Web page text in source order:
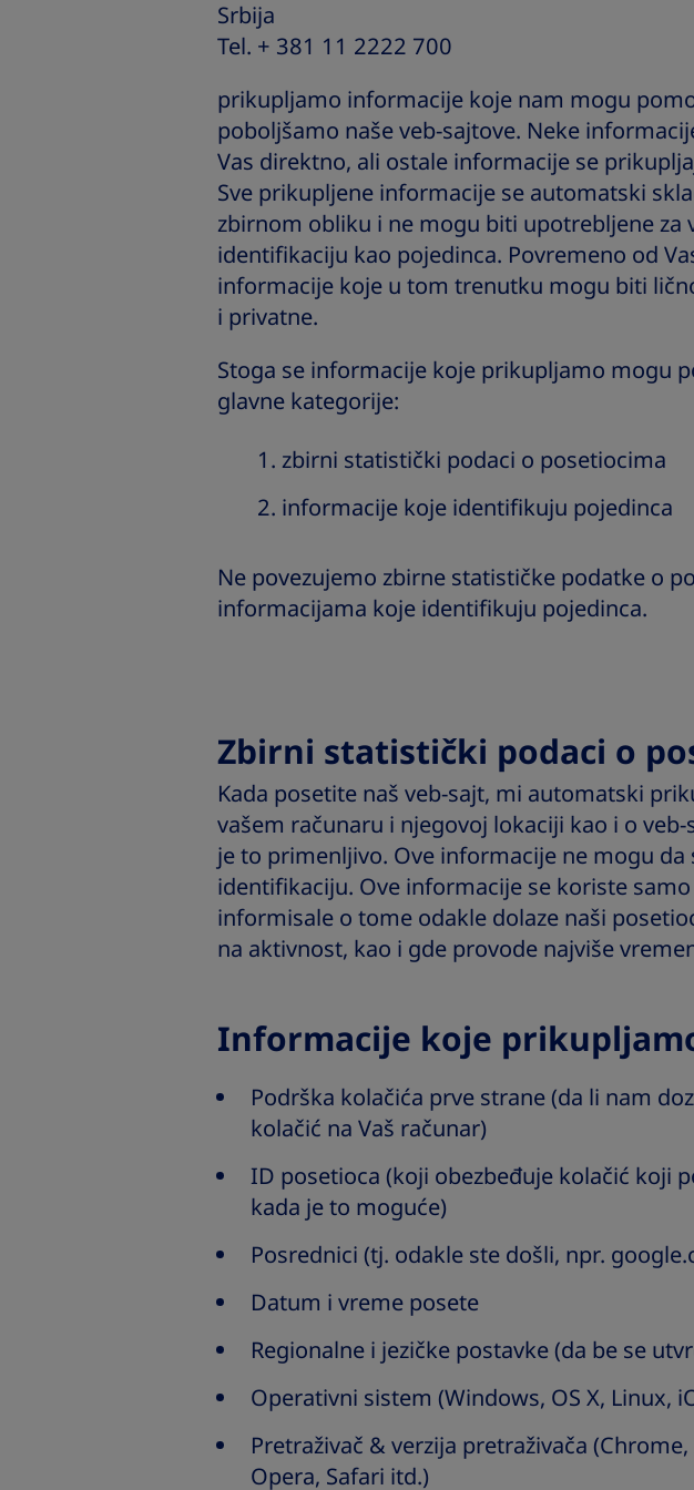
Srbija
Tel. + 381 11 2222 700
prikupljamo informacije koje nam mogu
poboljšamo naše veb-sajtove. Neke
Vas direktno, ali ostale informacije se
Sve prikupljene informacije se automatski
zbirnom obliku i ne mogu biti upotrebljene za
identifikaciju kao pojedinca. Povremeno od
informacije koje u tom trenutku mogu biti
i privatne.
Stoga se informacije koje prikupljamo mogu
glavne kategorije:
zbirni statistički podaci o posetiocima
informacije koje identifikuju pojedinca
Ne povezujemo zbirne statističke podatke o
informacijama koje identifikuju pojedinca.
Zbirni statistički podaci o
Kada posetite naš veb-sajt, mi automatski
vašem računaru i njegovoj lokaciji kao i o
je to primenljivo. Ove informacije ne mogu da
identifikaciju. Ove informacije se koriste
informisale o tome odakle dolaze naši
na aktivnost, kao i gde provode najviše
Informacije koje
Podrška kolačića prve strane (da li nam
kolačić na Vaš računar)
ID posetioca (koji obezbeđuje kolačić koji
kada je to moguće)
Posrednici (tj. odakle ste došli, npr.
Datum i vreme posete
Regionalne i jezičke postavke (da be se
Operativni sistem (Windows, OS X, Linux,
Pretraživač & verzija pretraživača
Opera, Safari itd.)